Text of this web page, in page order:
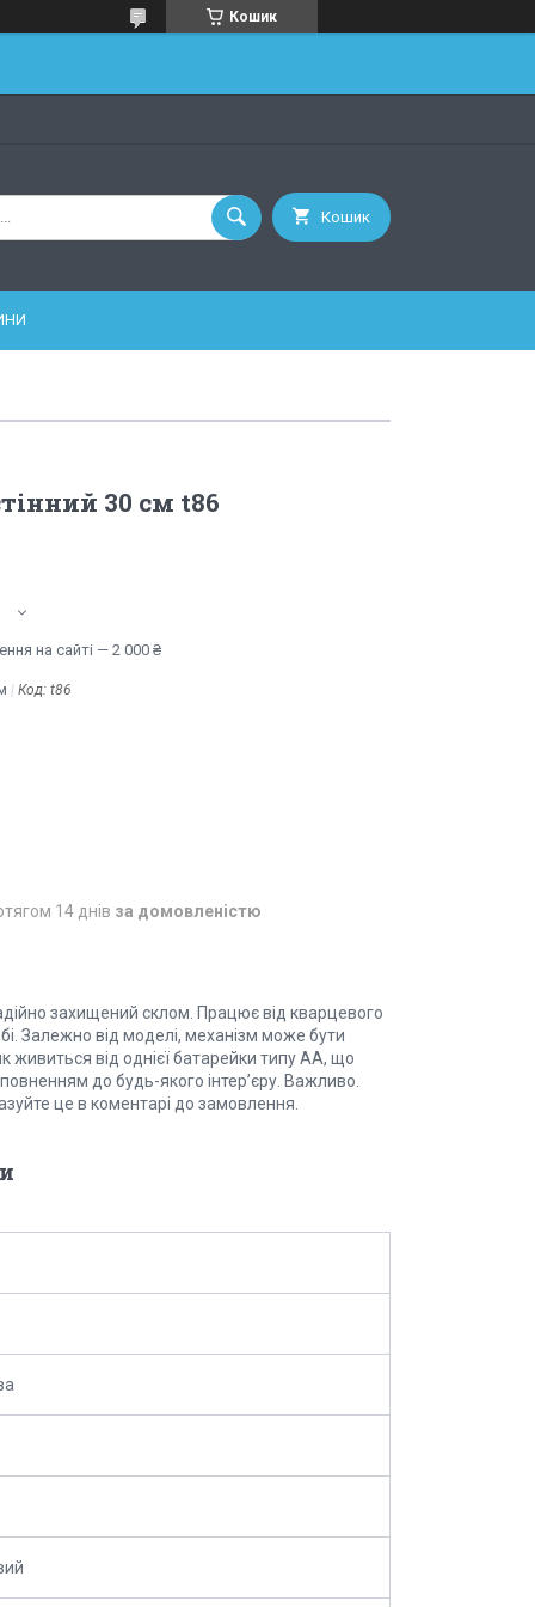
Кошик
Кошик
30 см t86
на сайті — 2 000 ₴
Код: t86
14 днів за домовленістю
захищений склом. Працює від кварцевого
Залежно від моделі, механізм може бути
від однієї батарейки типу АА, що
до будь-якого інтер’єру. Важливо.
це в коментарі до замовлення.